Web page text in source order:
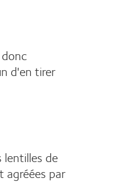
d'en tirer
lentilles de
par